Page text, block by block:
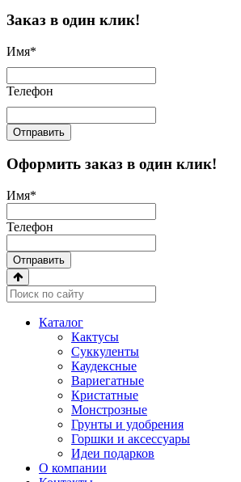
Заказ в один клик!
Имя*
Телефон
Отправить
Оформить заказ в один клик!
Имя*
Телефон
Отправить
Каталог
Кактусы
Суккуленты
Каудексные
Вариегатные
Кристатные
Монстрозные
Грунты и удобрения
Горшки и аксессуары
Идеи подарков
О компании